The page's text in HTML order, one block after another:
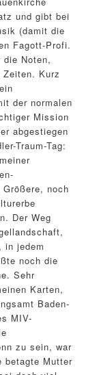
und gibt bei
(damit die
Fagott-Profi.
die Noten,
Zeiten. Kurz
der normalen
Mission
abgestiegen
Traum-Tag:
noch
Der Weg
in jedem
noch die
Sehr
Karten,
Baden-
MIV-
zu sein, war
betagte Mutter